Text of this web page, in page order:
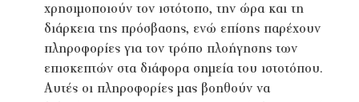
χρησιμοποιούν τον ιστότοπο, την ώρα και τη
διάρκεια της πρόσβασης, ενώ επίσης παρέχουν
πληροφορίες για τον τρόπο πλοήγησης των
επισκεπτών στα διάφορα σημεία του ιστοτόπου.
Αυτές οι πληροφορίες μας βοηθούν να